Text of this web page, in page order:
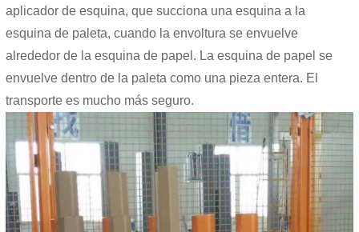
aplicador de esquina, que succiona una esquina a la
esquina de paleta, cuando la envoltura se envuelve
alrededor de la esquina de papel. La esquina de papel se
envuelve dentro de la paleta como una pieza entera. El
transporte es mucho más seguro.